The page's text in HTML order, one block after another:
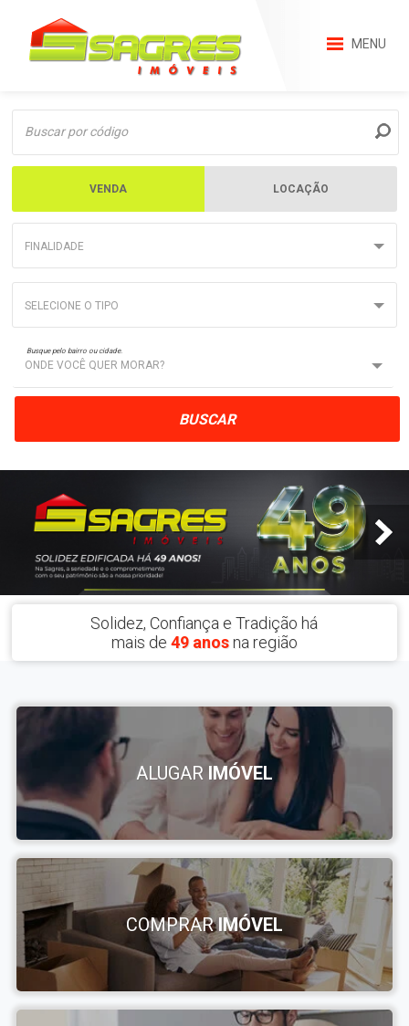
MENU
VENDA LOCAÇÃO
FINALIDADE
SELECIONE O TIPO
Busque pelo bairro ou cidade.
ONDE VOCÊ QUER MORAR?
BUSCAR
Solidez, Confiança e Tradição há
mais de 49 anosna região
ALUGAR IMÓVEL
COMPRARIMÓVEL